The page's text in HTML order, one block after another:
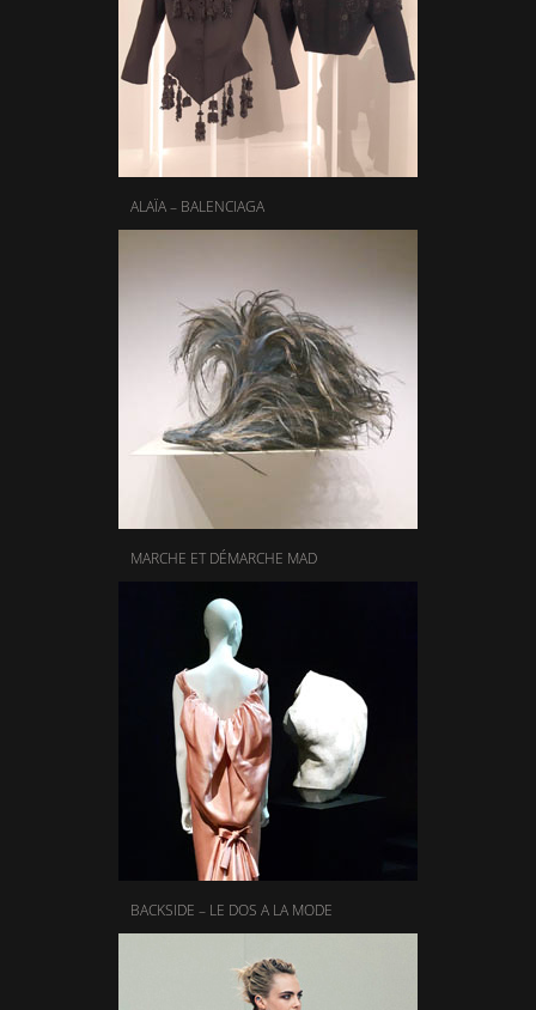
ALAÏA – BALENCIAGA
MARCHE ET DÉMARCHE MAD
BACKSIDE – LE DOS A LA MODE